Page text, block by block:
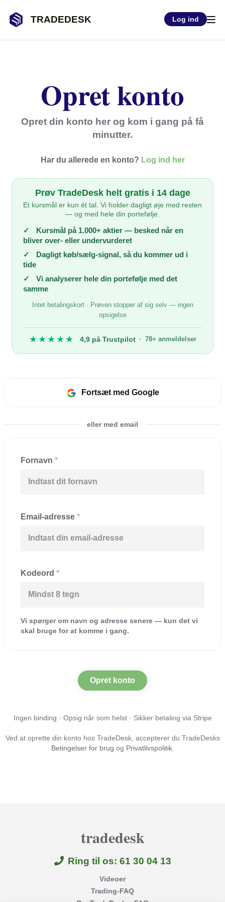
TRADEDESK Log ind
Opret konto
Opret din konto her og kom i gang på få
minutter.
Har du allerede en konto? Log ind her
Prøv TradeDesk helt gratis i 14 dage
Et kursmål er kun ét tal. Vi holder dagligt øje med resten
— og med hele din portefølje.
✓
Kursmål på 1.000+ aktier — besked når en
bliver over- eller undervurderet
✓
Dagligt køb/sælg-signal, så du kommer ud i
tide
✓
Vi analyserer hele din portefølje med det
samme
Intet betalingskort · Prøven stopper af sig selv — ingen
opsigelse
★★★★★ 4,9 på Trustpilot · 78+ anmeldelser
Fortsæt med Google
eller med email
Fornavn *
Email-adresse *
Kodeord *
Vi spørger om navn og adresse senere — kun det vi
skal bruge for at komme i gang.
Opret konto
Ingen binding · Opsig når som helst · Sikker betaling via Stripe
Ved at oprette din konto hos TradeDesk, accepterer du TradeDesks
Betingelser for brug og Privatlivspolitik.
tradedesk
Ring til os: 61 30 04 13
Videoer
Trading-FAQ